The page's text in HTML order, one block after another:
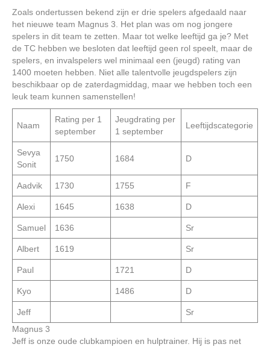
Zoals ondertussen bekend zijn er drie spelers afgedaald naar
het nieuwe team Magnus 3. Het plan was om nog jongere
spelers in dit team te zetten. Maar tot welke leeftijd ga je? Met
de TC hebben we besloten dat leeftijd geen rol speelt, maar de
spelers, en invalspelers wel minimaal een (jeugd) rating van
1400 moeten hebben. Niet alle talentvolle jeugdspelers zijn
beschikbaar op de zaterdagmiddag, maar we hebben toch een
leuk team kunnen samenstellen!
Naam
Rating per 1
september
Jeugdrating per
1 september
Leeftijdscategorie
Sevya
Sonit
1750 1684 D
Aadvik 1730 1755 F
Alexi 1645 1638 D
Samuel 1636 Sr
Albert 1619 Sr
Paul 1721 D
Kyo 1486 D
Jeff
Sr
Magnus 3
Jeff is onze oude clubkampioen en hulptrainer. Hij is pas net